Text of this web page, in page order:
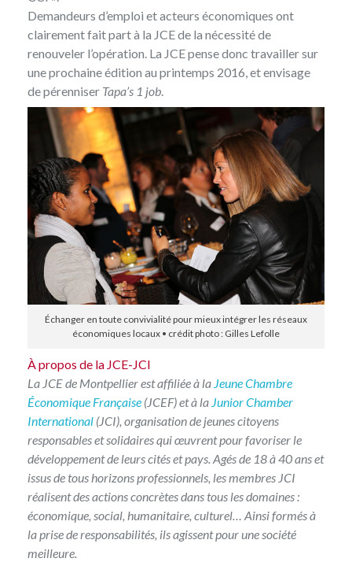
Demandeurs d’emploi et acteurs économiques ont
clairement fait part à la JCE de la nécessité de
renouveler l’opération. La JCE pense donc travailler sur
une prochaine édition au printemps 2016, et envisage
de pérenniser Tapa’s 1 job
Échanger en toute convivialité pour mieux intégrer les réseaux
économiques locaux • crédit photo : Gilles Lefolle
À propos de la JCE-JCI
La JCE de Montpellier est affiliée à la Jeune Chambre
Économique Française (JCEF) et à la Junior Chamber
International (JCI), organisation de jeunes citoyens
responsables et solidaires qui œuvrent pour favoriser le
développement de leurs cités et pays. Agés de 18 à 40 ans et
issus de tous horizons professionnels, les membres JCI
réalisent des actions concrètes dans tous les domaines :
économique, social, humanitaire, culturel… Ainsi formés à
la prise de responsabilités, ils agissent pour une société
meilleure.